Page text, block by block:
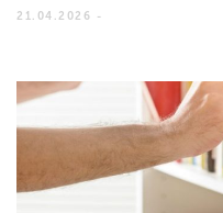
21.04.2026 -